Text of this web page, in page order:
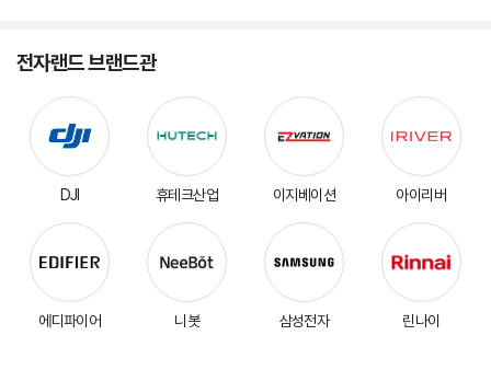
전자랜드 브랜드관
DJI 휴테크산업 이지베이션 아이리버
에디파이어 니봇 삼성전자 린나이